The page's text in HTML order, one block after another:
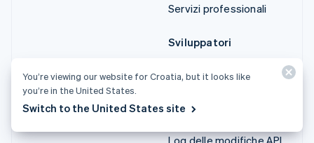
Servizi professionali
Sviluppatori
Documentazione di
Log delle modifiche API
You’re viewing our website for Croatia, but it looks like
you’re in the United States.
Switch to the United States site